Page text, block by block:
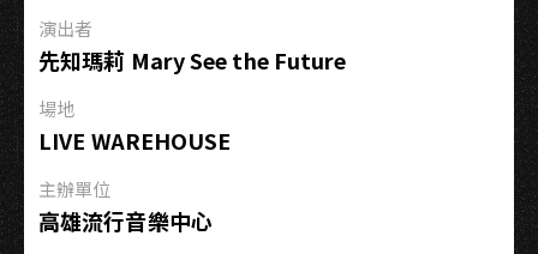
演出者
先知瑪莉 Mary See the Future
場地
LIVE WAREHOUSE
主辦單位
高雄流行音樂中心